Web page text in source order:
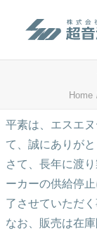
超音波洗浄の
特徴
用途
販売事例
洗浄液について
Home
平素は、エスエ
て、誠にありがと
さて、長年に渡
ーカーの供給停
了させていただく
なお、販売は在